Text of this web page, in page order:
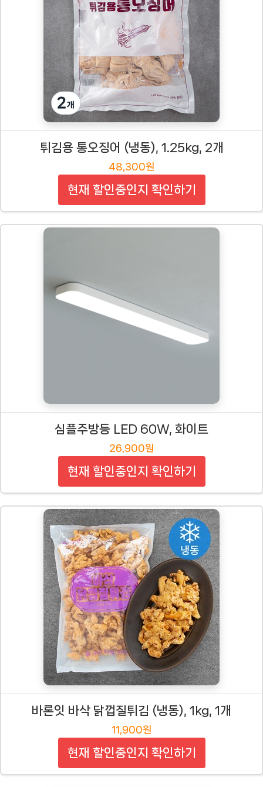
튀김용 통오징어 (냉동), 1.25kg, 2개
48,300원
현재 할인중인지 확인하기
심플주방등 LED 60W, 화이트
26,900원
현재 할인중인지 확인하기
바론잇 바삭 닭껍질튀김 (냉동), 1kg, 1개
11,900원
현재 할인중인지 확인하기